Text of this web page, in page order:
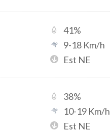
41%
9-18 Km/h
Est NE
38%
10-19 Km/h
Est NE